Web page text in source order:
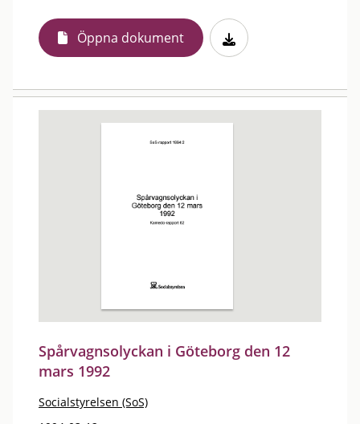
Öppna dokument
Spårvagnsolyckan i Göteborg den 12
mars 1992
Socialstyrelsen (SoS)